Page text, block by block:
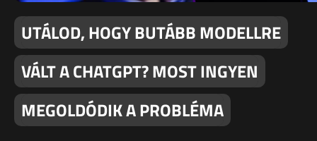
UTÁLOD, HOGY BUTÁBB MODELLRE
VÁLT A CHATGPT? MOST INGYEN
MEGOLDÓDIK A PROBLÉMA